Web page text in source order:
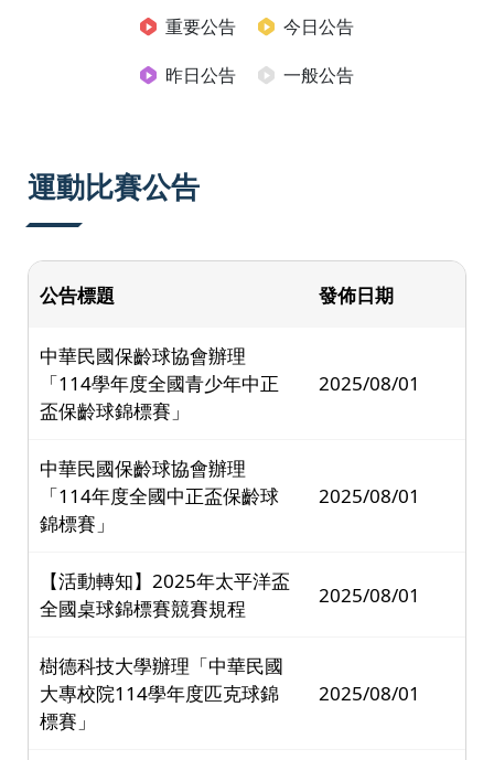
重要公告
今日公告
昨日公告
一般公告
運動比賽公告
公告標題 發佈日期
中華民國保齡球協會辦理
「114學年度全國青少年中正
盃保齡球錦標賽」
2025/08/01
中華民國保齡球協會辦理
「114年度全國中正盃保齡球
錦標賽」
2025/08/01
【活動轉知】2025年太平洋盃
全國桌球錦標賽競賽規程
2025/08/01
樹德科技大學辦理「中華民國
大專校院114學年度匹克球錦
標賽」
2025/08/01